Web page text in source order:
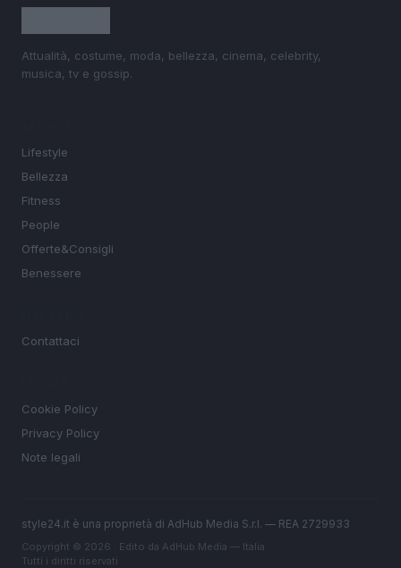
Attualità, costume, moda, bellezza, cinema, celebrity,
musica, tv e gossip.
Lifestyle
Bellezza
Fitness
People
Offerte&Consigli
Benessere
Contattaci
Cookie Policy
Privacy Policy
Note legali
style24.it è una proprietà di AdHub Media S.r.l. — REA 2729933
Copyright © 2026 · Edito da AdHub Media — Italia
Tutti i diritti riservati